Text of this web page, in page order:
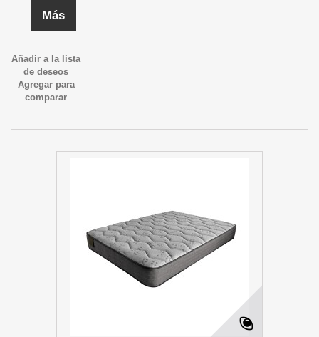
Más
Añadir a la lista
de deseos
Agregar para
comparar